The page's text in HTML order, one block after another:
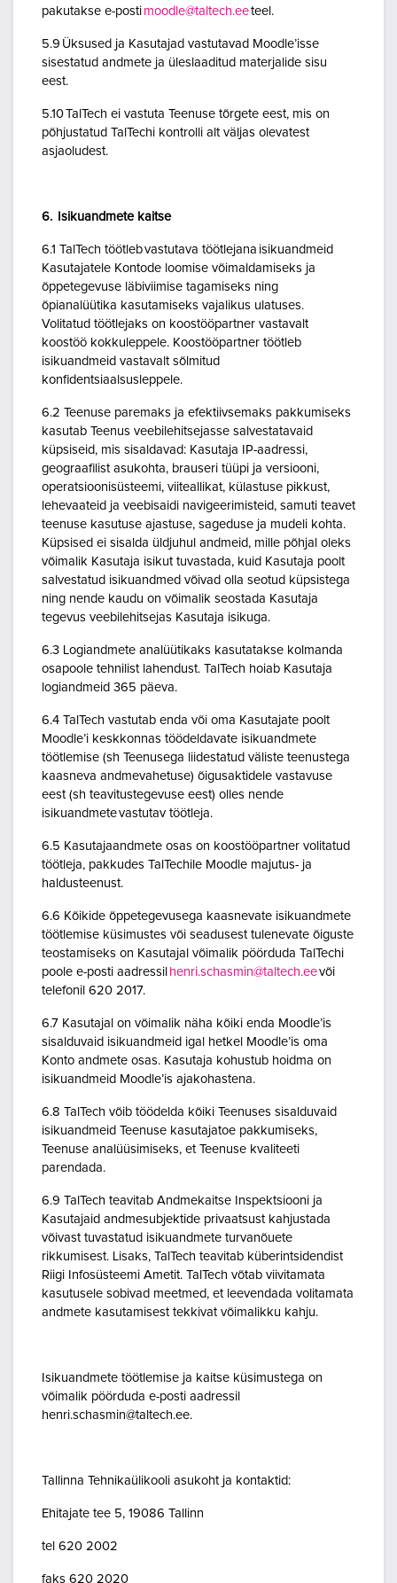
pakutakse e-posti moodle@taltech.eeteel.
5.9 Üksused ja Kasutajad vastutavad Moodle’isse
sisestatud andmete ja üleslaaditud materjalide sisu
eest.
5.10 TalTech ei vastuta Teenuse tõrgete eest, mis on
põhjustatud TalTechi kontrolli alt väljas olevatest
asjaoludest.
6. Isikuandmete kaitse
6.1 TalTech töötleb vastutava töötlejana isikuandmeid
Kasutajatele Kontode loomise võimaldamiseks ja
õppetegevuse läbiviimise tagamiseks ning
õpianalüütika kasutamiseks vajalikus ulatuses.
Volitatud töötlejaks on koostööpartner vastavalt
koostöö kokkuleppele. Koostööpartner töötleb
isikuandmeid vastavalt sõlmitud
konfidentsiaalsusleppele.
6.2 Teenuse paremaks ja efektiivsemaks pakkumiseks
kasutab Teenus veebilehitsejasse salvestatavaid
küpsiseid, mis sisaldavad: Kasutaja IP-aadressi,
geograafilist asukohta, brauseri tüüpi ja versiooni,
operatsioonisüsteemi, viiteallikat, külastuse pikkust,
lehevaateid ja veebisaidi navigeerimisteid, samuti teavet
teenuse kasutuse ajastuse, sageduse ja mudeli kohta.
Küpsised ei sisalda üldjuhul andmeid, mille põhjal oleks
võimalik Kasutaja isikut tuvastada, kuid Kasutaja poolt
salvestatud isikuandmed võivad olla seotud küpsistega
ning nende kaudu on võimalik seostada Kasutaja
tegevus veebilehitsejas Kasutaja isikuga.
6.3 Logiandmete analüütikaks kasutatakse kolmanda
osapoole tehnilist lahendust. TalTech hoiab Kasutaja
logiandmeid 365 päeva.
6.4 TalTech vastutab enda või oma Kasutajate poolt
Moodle’i keskkonnas töödeldavate isikuandmete
töötlemise (sh Teenusega liidestatud väliste teenustega
kaasneva andmevahetuse) õigusaktidele vastavuse
eest (sh teavitustegevuse eest) olles nende
isikuandmete vastutav töötleja.
6.5 Kasutajaandmete osas on koostööpartner volitatud
töötleja, pakkudes TalTechile Moodle majutus- ja
haldusteenust.
6.6 Kõikide õppetegevusega kaasnevate isikuandmete
töötlemise küsimustes või seadusest tulenevate õiguste
teostamiseks on Kasutajal võimalik pöörduda TalTechi
poole e-posti aadressil henri.schasmin@taltech.eevõi
telefonil 620 2017.
6.7 Kasutajal on võimalik näha kõiki enda Moodle’is
sisalduvaid isikuandmeid igal hetkel Moodle’is oma
Konto andmete osas. Kasutaja kohustub hoidma on
isikuandmeid Moodle’is ajakohastena.
6.8 TalTech võib töödelda kõiki Teenuses sisalduvaid
isikuandmeid Teenuse kasutajatoe pakkumiseks,
Teenuse analüüsimiseks, et Teenuse kvaliteeti
parendada.
6.9 TalTech teavitab Andmekaitse Inspektsiooni ja
Kasutajaid andmesubjektide privaatsust kahjustada
võivast tuvastatud isikuandmete turvanõuete
rikkumisest. Lisaks, TalTech teavitab küberintsidendist
Riigi Infosüsteemi Ametit. TalTech võtab viivitamata
kasutusele sobivad meetmed, et leevendada volitamata
andmete kasutamisest tekkivat võimalikku kahju.
Isikuandmete töötlemise ja kaitse küsimustega on
võimalik pöörduda e-posti aadressil
henri.schasmin@taltech.ee.
Tallinna Tehnikaülikooli asukoht ja kontaktid:
Ehitajate tee 5, 19086 Tallinn
tel 620 2002
faks 620 2020